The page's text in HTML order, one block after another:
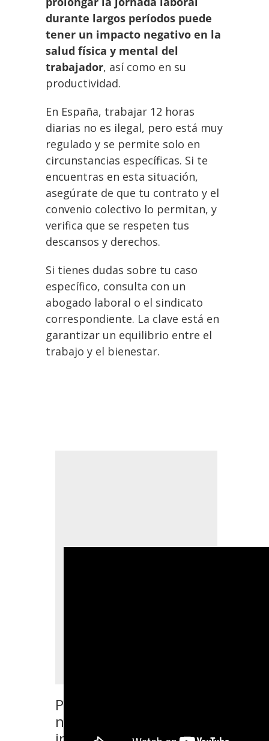
durante largos períodos puede
tener un impacto negativo en la
salud física y mental del
trabajador, así como en su
productividad.
En España, trabajar 12 horas
diarias no es ilegal, pero está muy
regulado y se permite solo en
circunstancias específicas. Si te
encuentras en esta situación,
asegúrate de que tu contrato y el
convenio colectivo lo permitan, y
verifica que se respeten tus
descansos y derechos.
Si tienes dudas sobre tu caso
específico, consulta con un
abogado laboral o el sindicato
correspondiente. La clave está en
garantizar un equilibrio entre el
trabajo y el bienestar.
Ponte en contacto con
nosotros si quieres más